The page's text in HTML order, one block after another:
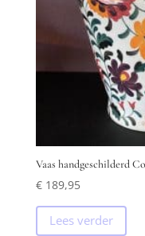
Vaas handgeschilderd
€189,95
Lees verder